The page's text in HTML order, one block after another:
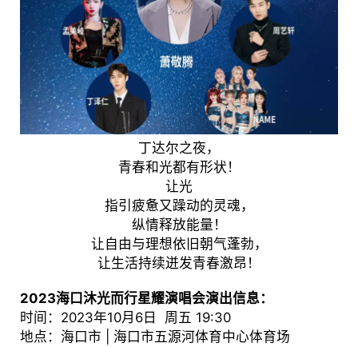
丁达尔之夜，
青春和光都有形状！
让光
指引疲惫又躁动的灵魂，
纵情释放能量！
让自由与理想依旧朝气蓬勃，
让生活持续迸发青春激昂！
2023海口沐光而行星耀演唱会演出信息：
时间：2023年10月6日 周五 19:30
地点：海口市 | 海口市五源河体育中心体育场